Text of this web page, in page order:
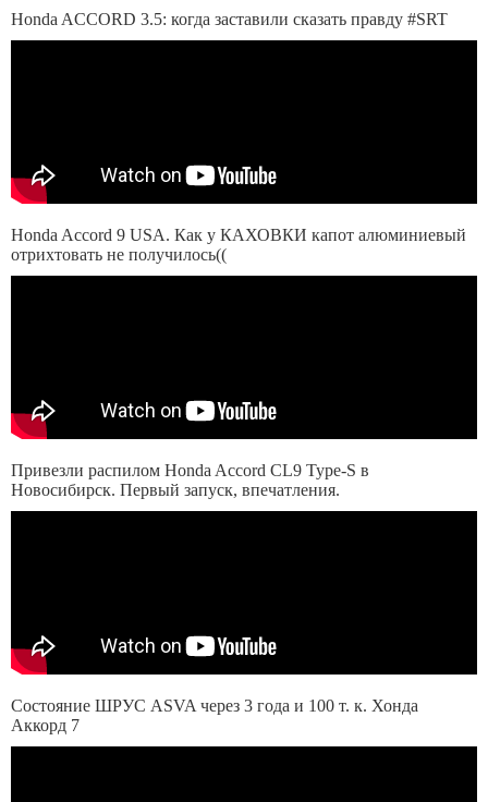
Honda ACCORD 3.5: когда заставили сказать правду #SRT
Honda Accord 9 USA. Как у КАХОВКИ капот алюминиевый
отрихтовать не получилось((
Привезли распилом Honda Accord CL9 Type-S в
Новосибирск. Первый запуск, впечатления.
Состояние ШРУС ASVA через 3 года и 100 т. к. Хонда
Аккорд 7